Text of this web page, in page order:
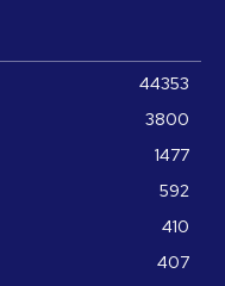
44353
3800
1477
592
410
407